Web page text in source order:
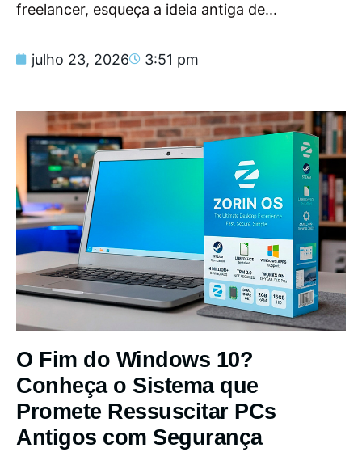
freelancer, esqueça a ideia antiga de...
julho 23, 2026 3:51 pm
O Fim do Windows 10?
Conheça o Sistema que
Promete Ressuscitar PCs
Antigos com Segurança